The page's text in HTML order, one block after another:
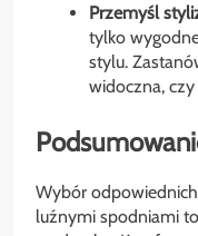
Przemyśl
tylko
stylu.
widoczna,
Wybór
luźnymi spodniami